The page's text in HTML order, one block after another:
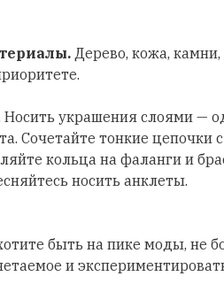
Дерево, кожа,
Носить украшения слоями —
Сочетайте тонкие цепочки
кольца на фаланги и
носить анклеты.
быть на пике моды, не
и